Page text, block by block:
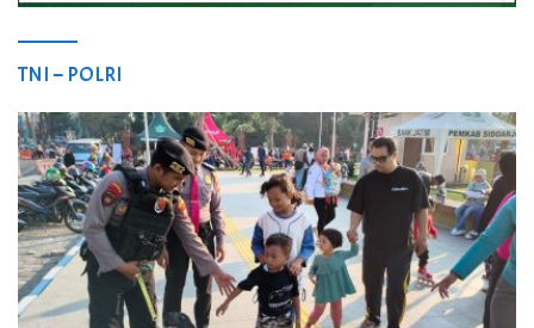
TNI – POLRI